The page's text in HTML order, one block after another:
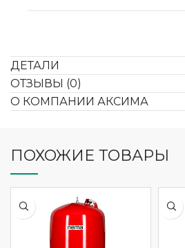
ДЕТАЛИ
ОТЗЫВЫ (0)
О КОМПАНИИ АКСИМА
ПОХОЖИЕ ТОВАРЫ